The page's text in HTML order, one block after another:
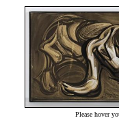
Please hover